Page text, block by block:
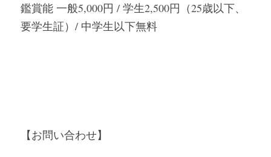
鑑賞能 一般5,000円 / 学生2,500円（25歳以下、
要学生証）/ 中学生以下無料
【お問い合わせ】